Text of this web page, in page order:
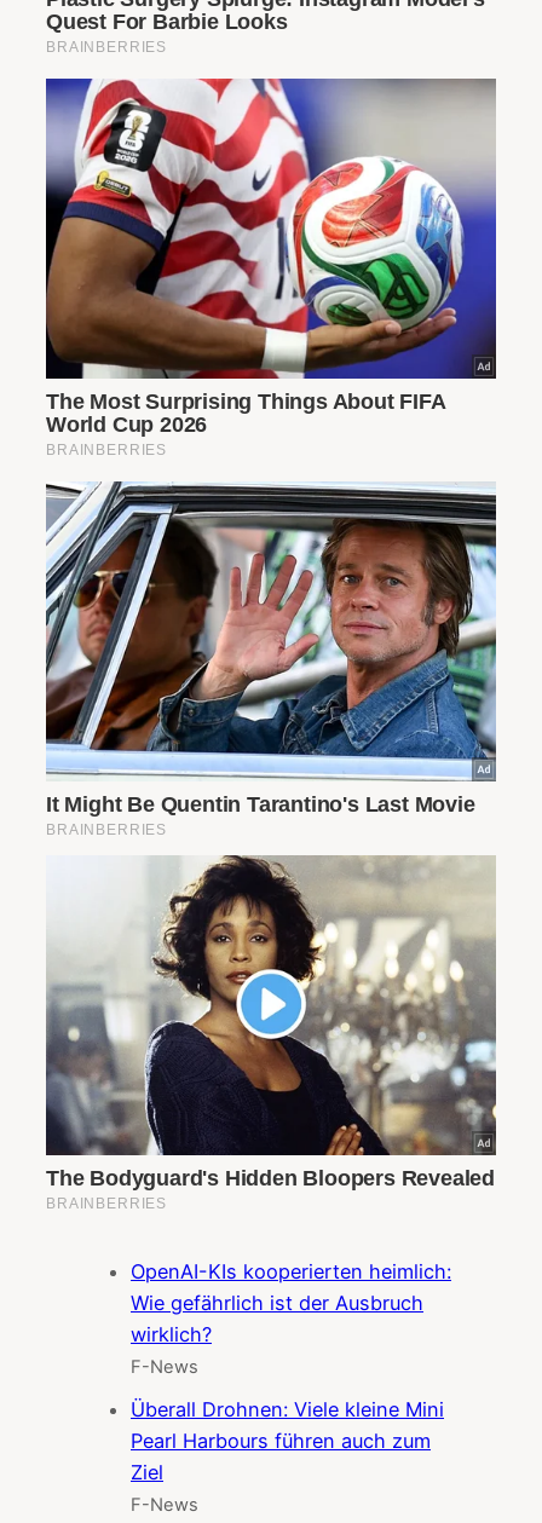
OpenAI-KIs kooperierten heimlich:
Wie gefährlich ist der Ausbruch
wirklich?
F-News
Überall Drohnen: Viele kleine Mini
Pearl Harbours führen auch zum
Ziel
F-News